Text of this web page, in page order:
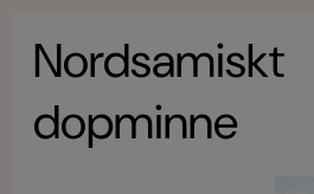
Nordsamiskt
dopminne